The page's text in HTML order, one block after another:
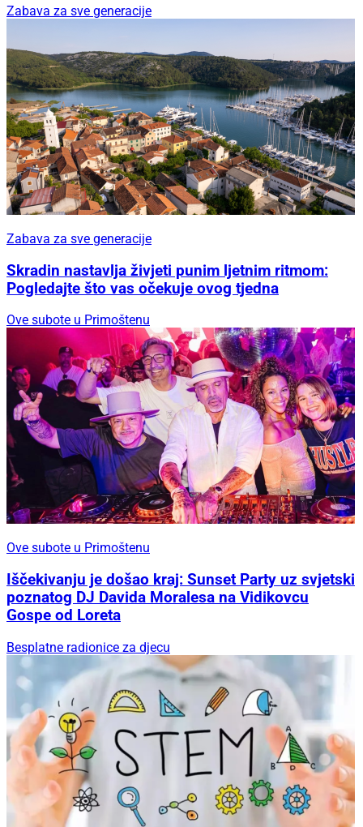
Zabava za sve generacije
Zabava za sve generacije
Skradin nastavlja živjeti punim ljetnim ritmom:
Pogledajte što vas očekuje ovog tjedna
Ove subote u Primoštenu
Ove subote u Primoštenu
Iščekivanju je došao kraj: Sunset Party uz svjetski
poznatog DJ Davida Moralesa na Vidikovcu
Gospe od Loreta
Besplatne radionice za djecu